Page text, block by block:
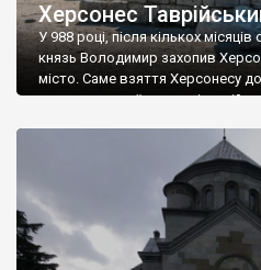
Херсонес
У 988 році, після кількох
князь Володимир захопив
місто. Саме взяття Херсонесу
диктувати свої умови
Херсонесі Володимир-язичник,
А потім було Хрещення Русі. На